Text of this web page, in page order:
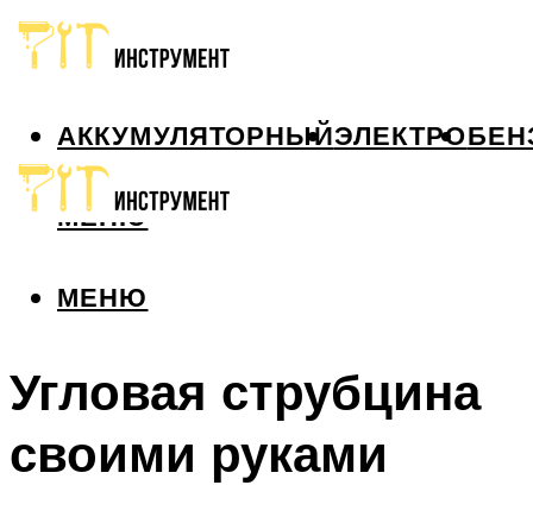
АККУМУЛЯТОРНЫЙЭЛЕКТРО
МЕНЮ
МЕНЮ
Угловая струбцина
своими руками